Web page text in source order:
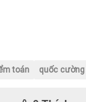
toán quốc